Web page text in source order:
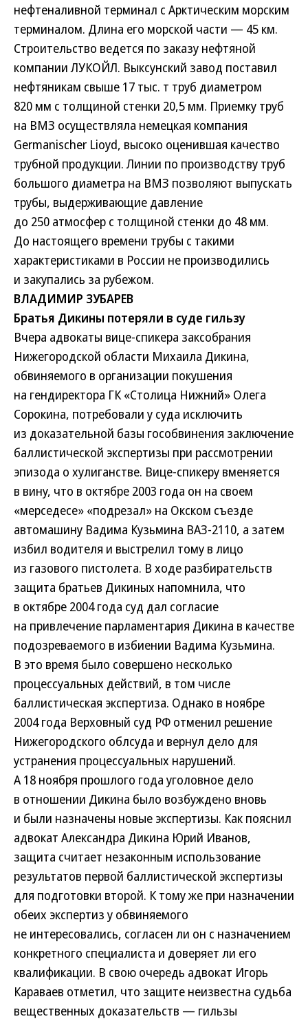
нефтеналивной терминал с Арктическим морским
терминалом. Длина его морской части — 45 км.
Строительство ведется по заказу нефтяной
компании ЛУКОЙЛ. Выксунский завод поставил
нефтяникам свыше 17 тыс. т труб диаметром
820 мм с толщиной стенки 20,5 мм. Приемку труб
на ВМЗ осуществляла немецкая компания
Germanischer Lioyd, высоко оценившая качество
трубной продукции. Линии по производству труб
большого диаметра на ВМЗ позволяют выпускать
трубы, выдерживающие давление
до 250 атмосфер с толщиной стенки до 48 мм.
До настоящего времени трубы с такими
характеристиками в России не производились
и закупались за рубежом.
ВЛАДИМИР ЗУБАРЕВ
Братья Дикины потеряли в суде гильзу
Вчера адвокаты вице-спикера заксобрания
Нижегородской области Михаила Дикина,
обвиняемого в организации покушения
на гендиректора ГК «Столица Нижний» Олега
Сорокина, потребовали у суда исключить
из доказательной базы гособвинения заключение
баллистической экспертизы при рассмотрении
эпизода о хулиганстве. Вице-спикеру вменяется
в вину, что в октябре 2003 года он на своем
«мерседесе» «подрезал» на Окском съезде
автомашину Вадима Кузьмина ВАЗ-2110, а затем
избил водителя и выстрелил тому в лицо
из газового пистолета. В ходе разбирательств
защита братьев Дикиных напомнила, что
в октябре 2004 года суд дал согласие
на привлечение парламентария Дикина в качестве
подозреваемого в избиении Вадима Кузьмина.
В это время было совершено несколько
процессуальных действий, в том числе
баллистическая экспертиза. Однако в ноябре
2004 года Верховный суд РФ отменил решение
Нижегородского облсуда и вернул дело для
устранения процессуальных нарушений.
А 18 ноября прошлого года уголовное дело
в отношении Дикина было возбуждено вновь
и были назначены новые экспертизы. Как пояснил
адвокат Александра Дикина Юрий Иванов,
защита считает незаконным использование
результатов первой баллистической экспертизы
для подготовки второй. К тому же при назначении
обеих экспертиз у обвиняемого
не интересовались, согласен ли он с назначением
конкретного специалиста и доверяет ли его
квалификации. В свою очередь адвокат Игорь
Караваев отметил, что защите неизвестна судьба
вещественных доказательств — гильзы